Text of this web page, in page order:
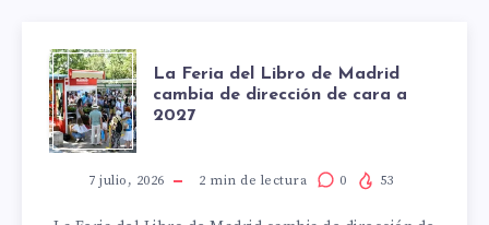
LA
FERIA
DEL
La Feria del Libro de Madrid
cambia de dirección de cara a
2027
7 julio, 2026 2 min de lectura 0 53